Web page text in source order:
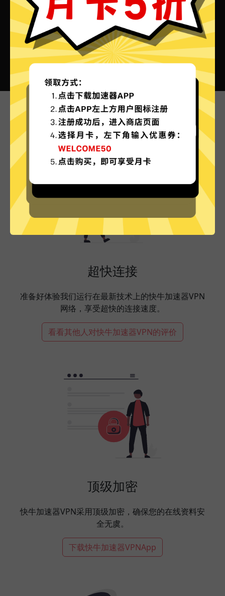
快牛加速器VPN的特色
超快连接
准备好体验我们运行在最新技术上的快牛加速器VPN
网络，享受超快的连接速度。
看看其他人对快牛加速器VPN的评价
顶级加密
快牛加速器VPN采用顶级加密，确保您的在线资料安
全无虞。
下载快牛加速器VPNApp